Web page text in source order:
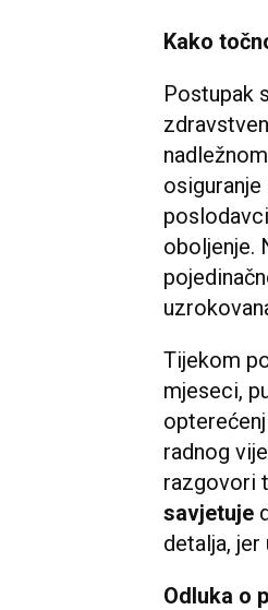
Kako
Postupak
oboljenje.
Tijekom
mjeseci,
radnog
razgovori
savjetuje
detalja,
Odluka o